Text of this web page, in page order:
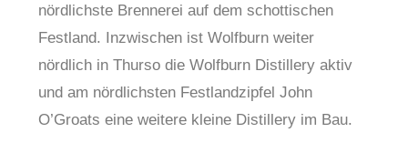
nördlichste Brennerei auf dem schottischen
Festland. Inzwischen ist Wolfburn weiter
nördlich in Thurso die Wolfburn Distillery aktiv
und am nördlichsten Festlandzipfel John
O’Groats eine weitere kleine Distillery im Bau.